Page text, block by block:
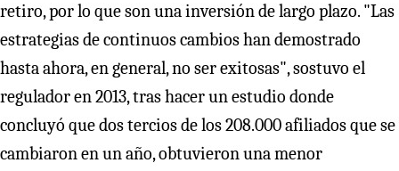
retiro, por lo que son una inversión de largo plazo. "Las
estrategias de continuos cambios han demostrado
hasta ahora, en general, no ser exitosas", sostuvo el
regulador en 2013, tras hacer un estudio donde
concluyó que dos tercios de los 208.000 afiliados que se
cambiaron en un año, obtuvieron una menor